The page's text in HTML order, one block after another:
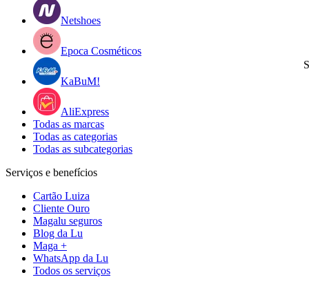
Netshoes
Epoca Cosméticos
KaBuM!
AliExpress
Todas as marcas
Todas as categorias
Todas as subcategorias
Serviços e benefícios
Cartão Luiza
Cliente Ouro
Magalu seguros
Blog da Lu
Maga +
WhatsApp da Lu
Todos os serviços